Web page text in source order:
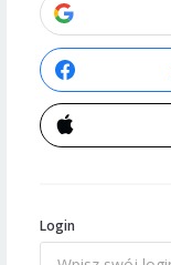
Login